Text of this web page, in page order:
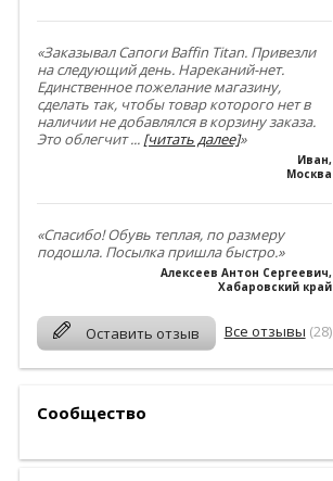
«Заказывал Сапоги Baffin Titan. Привезли
на следующий день. Нареканий-нет.
Единственное пожелание магазину,
сделать так, чтобы товар которого нет в
наличии не добавлялся в корзину заказа.
Это облегчит... [читать далее]»
Иван,
Москва
«Спасибо! Обувь теплая, по размеру
подошла. Посылка пришла быстро.»
Алексеев Антон Сергеевич,
Хабаровский край
Оставить отзыв Все отзывы (28)
Сообщество